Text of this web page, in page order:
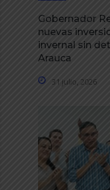
Gobernador
nuevas
invernal sin
Arauca
31 julio, 2026